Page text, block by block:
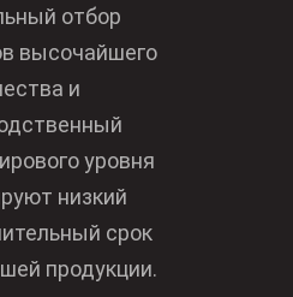
отбор
высочайшего
и
уровня
низкий
срок
продукции.